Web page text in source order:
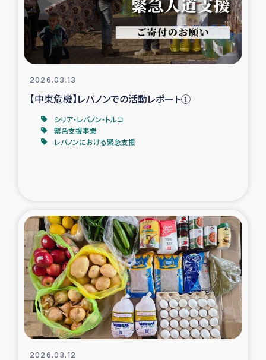
復興支援事業
民際教育事業
ガザ人道支援
ミャンマー緊急支援
タイ国境ミャンマー移民子ども支援
漁民によるマングローブ植林活動
レバノンでのシリア難民への食糧・越冬支援
レバノンにおける緊急支援
2026.03.13
【中東危機】レバノンでの活動レポート①
シリア・レバノン・トルコ
緊急支援事業
レバノンにおける緊急支援
2026.03.12